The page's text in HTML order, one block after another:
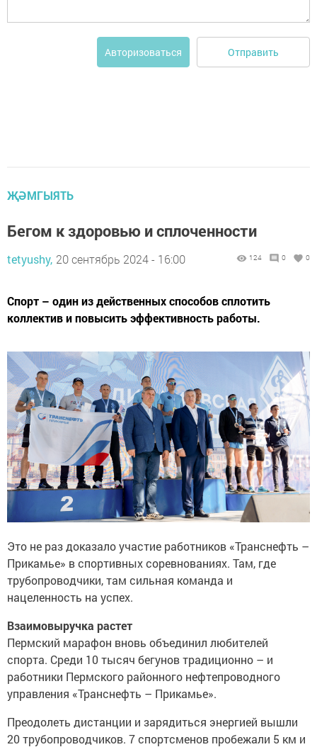
Авторизоваться Отправить
ҖӘМГЫЯТЬ
Бегом к здоровью и сплоченности
tetyushy, 20 сентябрь 2024 - 16:00 124 0 0
Спорт – один из действенных способов сплотить
коллектив и повысить эффективность работы.
Это не раз доказало участие работников «Транснефть –
Прикамье» в спортивных соревнованиях. Там, где
трубопроводчики, там сильная команда и
нацеленность на успех.
Взаимовыручка растет
Пермский марафон вновь объединил любителей
спорта. Среди 10 тысяч бегунов традиционно – и
работники Пермского районного нефтепроводного
управления «Транснефть – Прикамье».
Преодолеть дистанции и зарядиться энергией вышли
20 трубопроводчиков. 7 спортсменов пробежали 5 км и